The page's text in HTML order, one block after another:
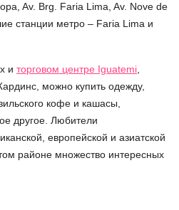
Av. Brg. Faria Lima, Av. Nove de
станции метро – Faria Lima и
и торговом центре Iguatemi
можно купить одежду,
кофе и кашасы,
другое. Любители
европейской и азиатской
районе множество интересных